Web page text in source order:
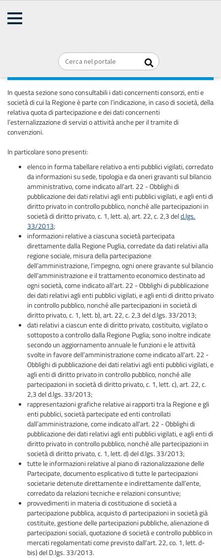
Home
Enti controllati
In questa sezione sono consultabili i dati concernenti consorzi, enti e
società di cui la Regione è parte con l’indicazione, in caso di società, della
relativa quota di partecipazione e dei dati concernenti
l’esternalizzazione di servizi o attività anche per il tramite di
convenzioni.
In particolare sono presenti:
elenco in forma tabellare relativo a enti pubblici vigilati, corredato
da informazioni su sede, tipologia e da oneri gravanti sul bilancio
amministrativo, come indicato all'art. 22 - Obblighi di
pubblicazione dei dati relativi agli enti pubblici vigilati, e agli enti di
diritto privato in controllo pubblico, nonché alle partecipazioni in
società di diritto privato, c. 1, lett. a), art. 22, c. 2,3 deld.lgs.
33/2013;
informazioni relative a ciascuna società partecipata
direttamente dalla Regione Puglia, corredate da dati relativi alla
regione sociale, misura della partecipazione
dell’amministrazione, l’impegno, ogni onere gravante sul bilancio
dell’amministrazione e il trattamento economico destinato ad
ogni società, come indicato all'art. 22 - Obblighi di pubblicazione
dei dati relativi agli enti pubblici vigilati, e agli enti di diritto privato
in controllo pubblico, nonché alle partecipazioni in società di
diritto privato, c. 1, lett. b), art. 22, c. 2,3 del d.lgs. 33/2013;
dati relativi a ciascun ente di diritto privato, costituito, vigilato o
sottoposto a controllo dalla Regione Puglia; sono inoltre indicate
secondo un aggiornamento annuale le funzioni e le attività
svolte in favore dell’amministrazione come indicato all'art. 22 -
Obblighi di pubblicazione dei dati relativi agli enti pubblici vigilati, e
agli enti di diritto privato in controllo pubblico, nonché alle
partecipazioni in società di diritto privato, c. 1, lett. c), art. 22, c.
2,3 del d.lgs. 33/2013;
rappresentazioni grafiche relative ai rapporti tra la Regione e gli
enti pubblici, società partecipate ed enti controllati
dall’amministrazione, come indicato all'art. 22 - Obblighi di
pubblicazione dei dati relativi agli enti pubblici vigilati, e agli enti di
diritto privato in controllo pubblico, nonché alle partecipazioni in
società di diritto privato, c. 1, lett. d) del d.lgs. 33/2013;
tutte le informazioni relative al piano di razionalizzazione delle
Partecipate, documento esplicativo di tutte le partecipazioni
societarie detenute direttamente e indirettamente dall’ente,
corredato da relazioni tecniche e relazioni consuntive;
provvedimenti in materia di costituzione di società a
partecipazione pubblica, acquisto di partecipazioni in società già
costituite, gestione delle partecipazioni pubbliche, alienazione di
partecipazioni sociali, quotazione di società e controllo pubblico in
mercati regolamentati come previsto dall'art. 22, co. 1, lett. d-
bis) del D.lgs. 33/2013.